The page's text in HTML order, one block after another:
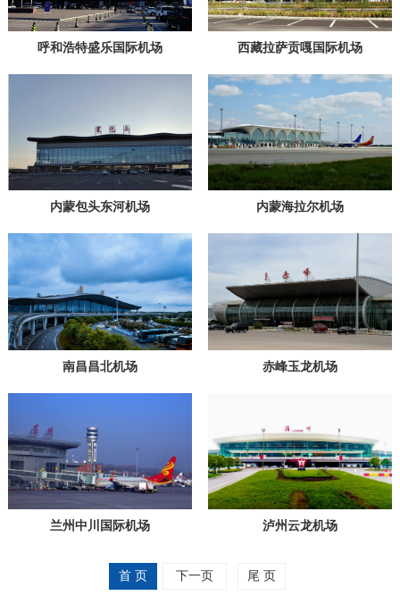
呼和浩特盛乐国际机场 西藏拉萨贡嘎国际机场
内蒙包头东河机场 内蒙海拉尔机场
南昌昌北机场 赤峰玉龙机场
兰州中川国际机场 泸州云龙机场
首 页 下一页 尾 页